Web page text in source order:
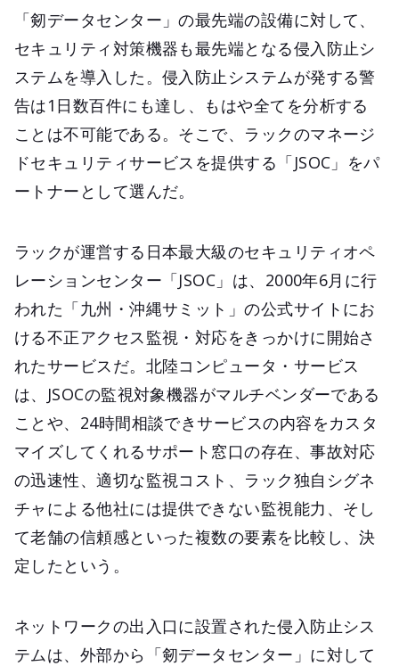
「剱データセンター」の最先端の設備に対して、
セキュリティ対策機器も最先端となる侵入防止シ
ステムを導入した。侵入防止システムが発する警
告は1日数百件にも達し、もはや全てを分析する
ことは不可能である。そこで、ラックのマネージ
ドセキュリティサービスを提供する「JSOC」をパ
ートナーとして選んだ。
ラックが運営する日本最大級のセキュリティオペ
レーションセンター「JSOC」は、2000年6月に行
われた「九州・沖縄サミット」の公式サイトにお
ける不正アクセス監視・対応をきっかけに開始さ
れたサービスだ。北陸コンピュータ・サービス
は、JSOCの監視対象機器がマルチベンダーである
ことや、24時間相談できサービスの内容をカスタ
マイズしてくれるサポート窓口の存在、事故対応
の迅速性、適切な監視コスト、ラック独自シグネ
チャによる他社には提供できない監視能力、そし
て老舗の信頼感といった複数の要素を比較し、決
定したという。
ネットワークの出入口に設置された侵入防止シス
テムは、外部から「剱データセンター」に対して